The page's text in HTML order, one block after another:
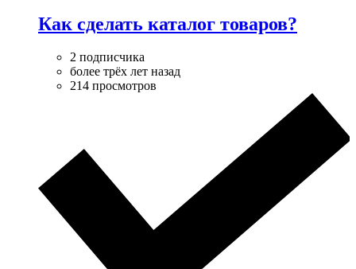
Как сделать каталог товаров?
2 подписчика
более трёх лет назад
214 просмотров